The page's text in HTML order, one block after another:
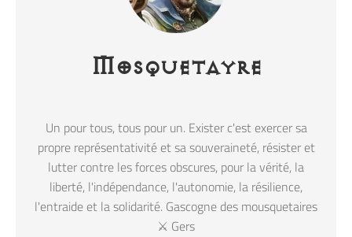
Mosquetayre
Un pour tous, tous pour un. Exister c'est exercer sa
propre représentativité et sa souveraineté, résister et
lutter contre les forces obscures, pour la vérité, la
liberté, l'indépendance, l'autonomie, la résilience,
l'entraide et la solidarité. Gascogne des mousquetaires
⚔️ Gers